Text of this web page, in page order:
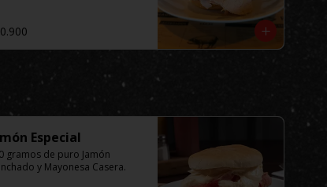
Especial
gramos de puro Jamón
y Mayonesa Casera.